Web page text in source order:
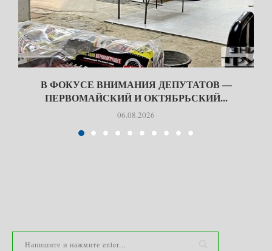
В ФОКУСЕ ВНИМАНИЯ ДЕПУТАТОВ —
ПЕРВОМАЙСКИЙ И ОКТЯБРЬСКИЙ...
06.08.2026